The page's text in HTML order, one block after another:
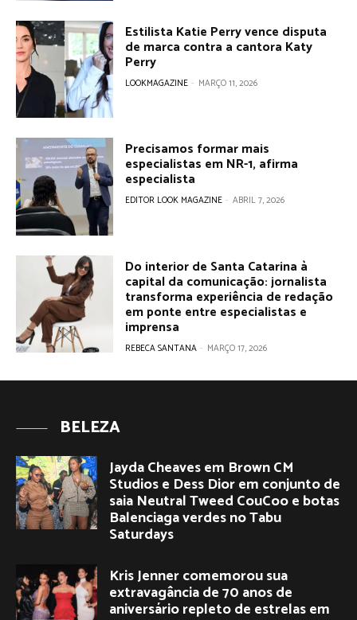
Estilista Katie Perry vence disputa
de marca contra a cantora Katy
Perry
LOOKMAGAZINE - MARÇO 11, 2026
Precisamos formar mais
especialistas em NR-1, afirma
especialista
EDITOR LOOK MAGAZINE - ABRIL 7, 2026
Do interior de Santa Catarina à
capital da comunicação: jornalista
transforma experiência de redação
em ponte entre especialistas e
imprensa
REBECA SANTANA - MARÇO 17, 2026
BELEZA
Jayda Cheaves em Brown CM
Studios e Dess Dior em conjunto de
saia Neutral Tweed CouCoo e botas
Balenciaga verdes no Tabu
Saturdays
Kris Jenner comemorou sua
extravagância de 70 anos de
aniversário repleto de estrelas em